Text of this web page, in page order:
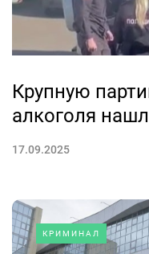
Крупную
алкоголя
17.09.2025
КРИМИНАЛ